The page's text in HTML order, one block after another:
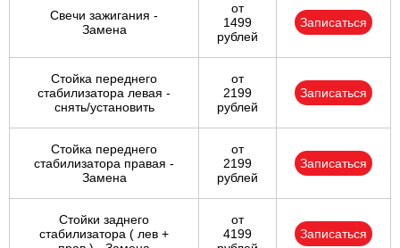
Свечи зажигания -
Замена
от
1499
рублей
Записаться
Стойка переднего
стабилизатора левая -
снять/установить
от
2199
рублей
Записаться
Стойка переднего
стабилизатора правая -
Замена
от
2199
рублей
Записаться
Стойки заднего
стабилизатора ( лев +
от
4199
Записаться